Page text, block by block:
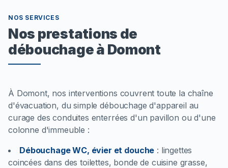
NOS SERVICES
Nos prestations de
débouchage à Domont
À Domont, nos interventions couvrent toute la chaîne
d'évacuation, du simple débouchage d'appareil au
curage des conduites enterrées d'un pavillon ou d'une
colonne d'immeuble :
Débouchage WC, évier et douche : lingettes
coincées dans des toilettes, bonde de cuisine grasse,